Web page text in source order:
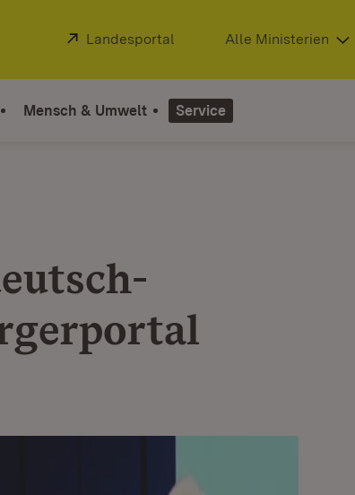
Extern:
Landesportal (Öffnet in neuem Fenster)
Alle Ministerien
Mensch & Umwelt Service